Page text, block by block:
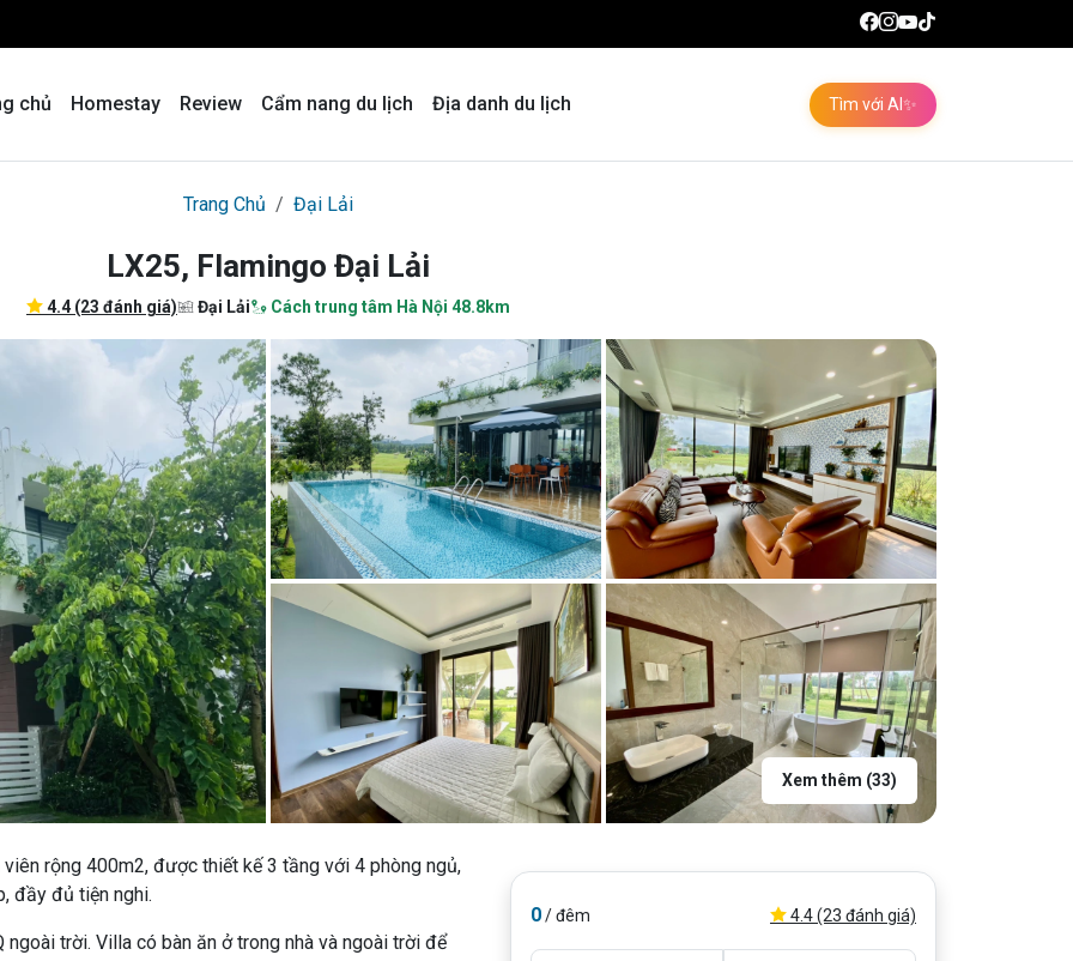
chủ Homestay Review Cẩm nang du lịch Địa danh du lịch Tìm với AI ✨
Trang Chủ Đại Lải
LX25, Flamingo Đại Lải
4.4 (23 đánh giá) Đại Lải Cách trung tâm Hà Nội 48.8km
Xem thêm (33)
viên rộng 400m2, được thiết kế 3 tầng với 4 phòng ngủ,
đầy đủ tiện nghi.
trời. Villa có bàn ăn ở trong nhà và ngoài trời để
0/ đêm 4.4 (23 đánh giá)